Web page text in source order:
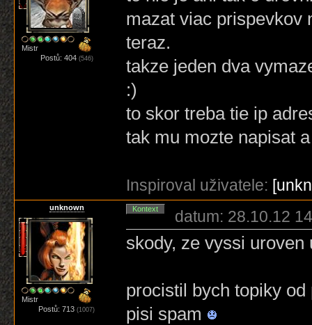
Mistr
Postů: 404 (546)
mazat viac prispevkov
teraz.
takze jeden dva
:)
to skor treba tie ip
tak mu mozte napisat
Inspiroval uživatele:
unknown
Mistr
Postů: 713(1007)
Kontext datum: 28.10.12
skody, ze vyssi uroven
procistil bych topiky
pisi spam